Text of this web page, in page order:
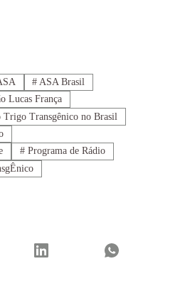
# ASA Brasil
Lucas França
Transgênico no Brasil
#Programa de Rádio